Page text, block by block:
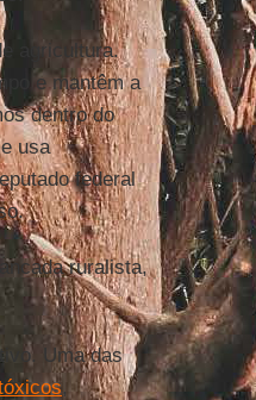
agricultura.
e mantêm a
dentro do
usa
federal
ruralista,
Uma das
,